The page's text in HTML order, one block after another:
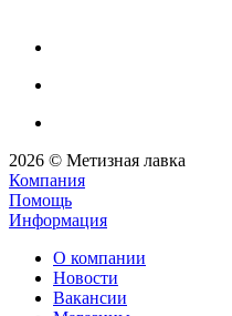
2026 © Метизная лавка
Компания
Помощь
Информация
О компании
Новости
Вакансии